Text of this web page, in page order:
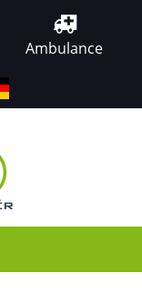
Ambulance